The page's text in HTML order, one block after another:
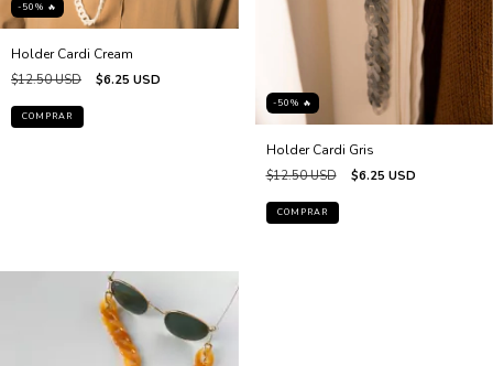
-50% 🔥
Holder Cardi Cream
$12.50 USD $6.25 USD
-50% 🔥
Holder Cardi Gris
$12.50 USD $6.25 USD